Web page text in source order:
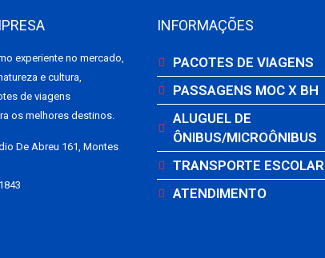
experiente no mercado,
e cultura,
de viagens
os melhores destinos.
De Abreu 161, Montes
INFORMAÇÕES
PACOTES DE VIAGENS
PASSAGENS MOC X BH
ALUGUEL DE
ÔNIBUS/MICROÔNIBUS
TRANSPORTE ESCOLAR
ATENDIMENTO